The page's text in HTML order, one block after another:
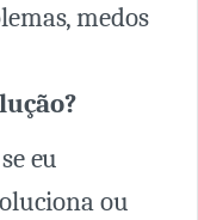
medos
eu
ou